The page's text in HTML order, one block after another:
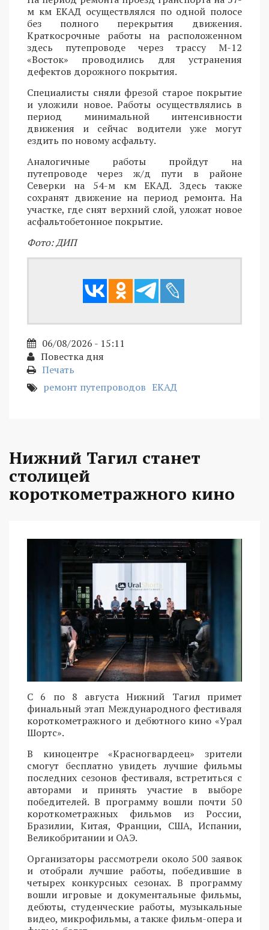
м км ЕКАД осуществлялся по одной полосе
без полного перекрытия движения.
Краткосрочные работы на расположенном
здесь путепроводе через трассу М-12
«Восток» проводились для устранения
дефектов дорожного покрытия.
Специалисты сняли фрезой старое покрытие
и уложили новое. Работы осуществлялись в
период минимальной интенсивности
движения и сейчас водители уже могут
ездить по новому асфальту.
Аналогичные работы пройдут на
путепроводе через ж/д пути в районе
Северки на 54-м км ЕКАД. Здесь также
сохранят движение на период ремонта. На
участке, где снят верхний слой, уложат новое
асфальтобетонное покрытие.
Фото: ДИП
06/08/2026 - 15:11
Повестка дня
Печать
ремонт путепроводов ЕКАД
Нижний Тагил станет
столицей
короткометражного кино
С 6 по 8 августа Нижний Тагил примет
финальный этап Международного фестиваля
короткометражного и дебютного кино «Урал
Шортс».
В киноцентре «Красногвардеец» зрители
смогут бесплатно увидеть лучшие фильмы
последних сезонов фестиваля, встретиться с
авторами и принять участие в выборе
победителей. В программу вошли почти 50
короткометражных фильмов из России,
Бразилии, Китая, Франции, США, Испании,
Великобритании и ОАЭ.
Организаторы рассмотрели около 500 заявок
и отобрали лучшие работы, победившие в
четырех конкурсных сезонах. В программу
вошли игровые и документальные фильмы,
дебюты, студенческие работы, музыкальные
видео, микрофильмы, а также фильм-опера и